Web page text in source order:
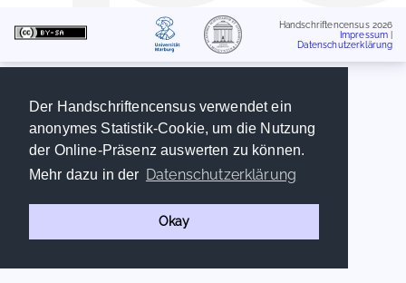
Der Handschriftencensus verwendet ein
anonymes Statistik-Cookie, um die Nutzung
der Online-Präsenz auswerten zu können.
Mehr dazu in der Datenschutzerklärung
Okay
Handschriftencensus 2026
Impressum
Datenschutzerklärung